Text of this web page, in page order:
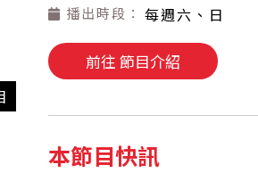
播出時段： 每週六、日
前往 節目介紹
本節目快訊